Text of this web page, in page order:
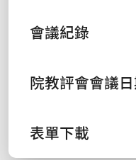
會議紀錄
院教評會會議
表單下載